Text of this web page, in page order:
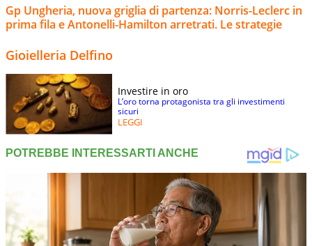
Gp Ungheria, nuova griglia di partenza: Norris-Leclerc in
prima fila e Antonelli-Hamilton arretrati. Le strategie
Gioielleria Delfino
Investire in oro
L’oro torna protagonista tra gli investimenti
sicuri
LEGGI